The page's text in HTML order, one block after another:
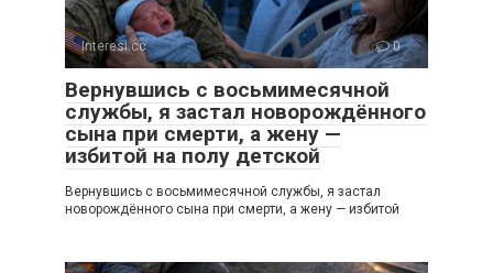
Interesi.cc 0
Вернувшись с восьмимесячной
службы, я застал новорождённого
сына при смерти, а жену —
избитой на полу детской
Вернувшись с восьмимесячной службы, я застал
новорождённого сына при смерти, а жену — избитой